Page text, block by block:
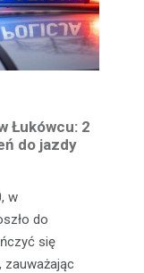
Łukówcu: 2
do jazdy
w
do
się
zauważając